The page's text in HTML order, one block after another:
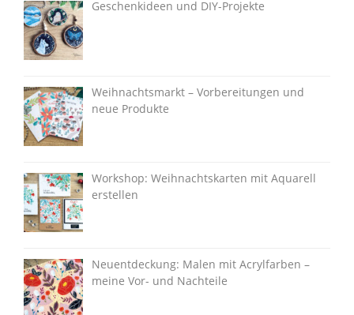
Geschenkideen und DIY-Projekte
Weihnachtsmarkt – Vorbereitungen und
neue Produkte
Workshop: Weihnachtskarten mit Aquarell
erstellen
Neuentdeckung: Malen mit Acrylfarben –
meine Vor- und Nachteile